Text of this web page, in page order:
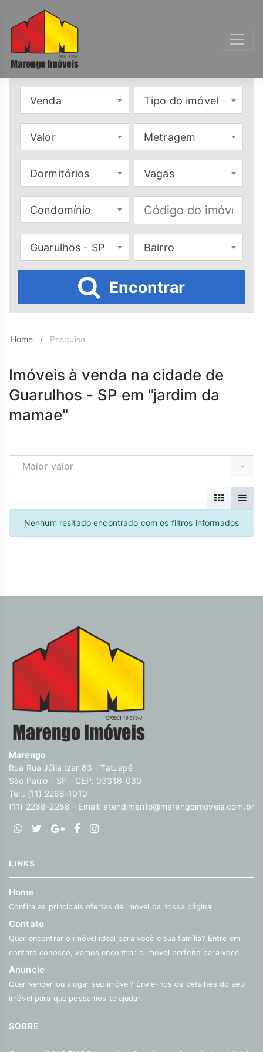
Venda Tipo do imóvel
Valor Metragem
Dormitórios Vagas
Condomínio
Guarulhos - SP Bairro
Encontrar
Home Pesquisa
Imóveis à venda na cidade de
Guarulhos - SP em "jardim da
mamae"
Maior valor
Nenhum resltado encontrado com os filtros informados
Marengo
Rua Rua Júlia Izar 83 - Tatuapé
São Paulo - SP - CEP: 03318-030
Tel.: (11) 2268-1010
(11) 2268-2268 - Email: atendimento@marengoimoveis.com.br
LINKS
Home
Confira as principais ofertas de imóvel da nossa página
Contato
Quer encontrar o imóvel ideal para você e sua família? Entre em
contato conosco, vamos encontrar o imóvel perfeito para você
Anuncie
Quer vender ou alugar seu imóvel? Envie-nos os detalhes do seu
imóvel para que possamos te ajudar.
SOBRE